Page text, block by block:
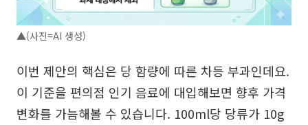
▲(사진=AI 생성)
이번 제안의 핵심은 당 함량에 따른 차등 부과인데요.
이 기준을 편의점 인기 음료에 대입해보면 향후 가격
변화를 가늠해볼 수 있습니다. 100ml당 당류가 10g